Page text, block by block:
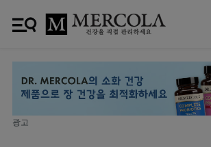
광고